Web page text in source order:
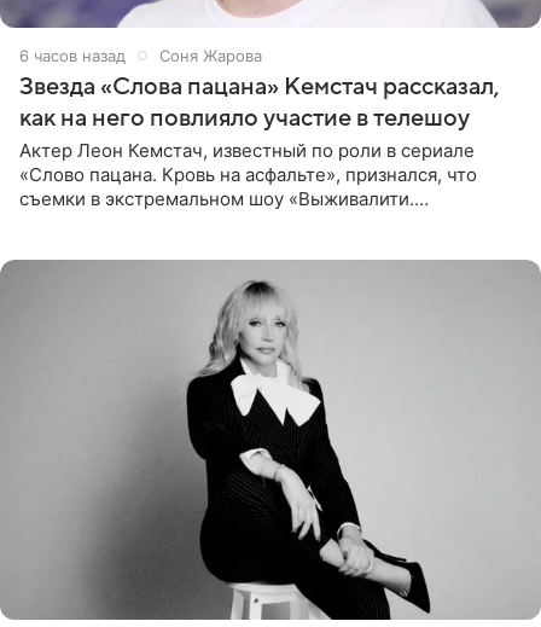
6 часов назад Соня Жарова
Звезда «Слова пацана» Кемстач рассказал,
как на него повлияло участие в телешоу
Актер Леон Кемстач, известный по роли в сериале
«Слово пацана. Кровь на асфальте», признался, что
съемки в экстремальном шоу «Выживалити.